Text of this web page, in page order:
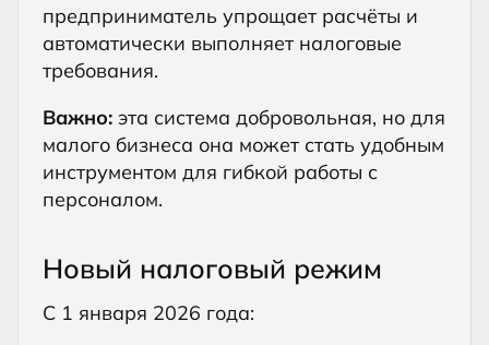
предприниматель упрощает расчёты и
автоматически выполняет налоговые
требования.
Важно: эта система добровольная, но для
малого бизнеса она может стать удобным
инструментом для гибкой работы с
персоналом.
Новый налоговый режим
С 1 января 2026 года: